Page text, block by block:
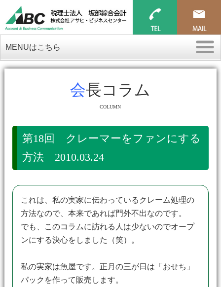
MENUはこちら
会長コラム
COLUMN
第18回 クレーマーをファンにする
方法 2010.03.24
これは、私の実家に伝わっているクレーム処理の
方法なので、本来であれば門外不出なのです。
でも、このコラムに訪れる人は少ないのでオープ
ンにする決心をしました（笑）。
私の実家は魚屋です。正月の三が日は「おせち」
パックを作って販売します。